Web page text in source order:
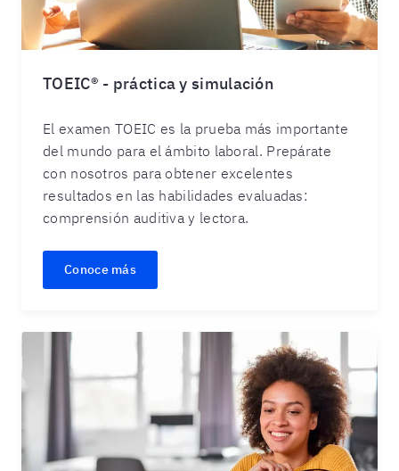
TOEIC® - práctica y simulación
El examen TOEIC es la prueba más importante
del mundo para el ámbito laboral. Prepárate
con nosotros para obtener excelentes
resultados en las habilidades evaluadas:
comprensión auditiva y lectora.
Conoce más